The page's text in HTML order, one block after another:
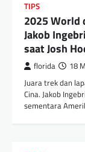
TIPS
2025 World
Jakob
saat Josh
florida 18
Juara trek dan
Cina. Jakob
sementara